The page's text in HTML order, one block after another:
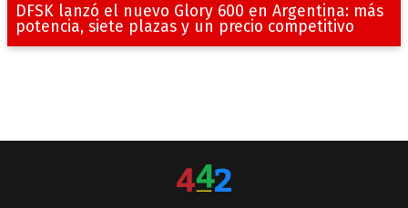
DFSK lanzó el nuevo Glory 600 en Argentina: más
potencia, siete plazas y un precio competitivo